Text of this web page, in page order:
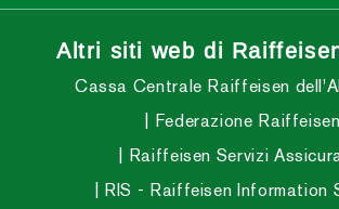
Altri siti web di
Cassa Centrale Raiffeisen
Federazione Raiffeisen
Raiffeisen Servizi
RIS - Raiffeisen Information